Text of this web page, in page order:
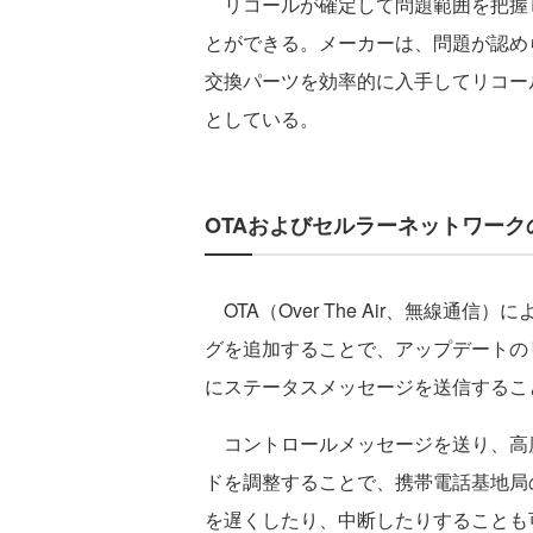
とができる。メーカーは、問題が認
交換パーツを効率的に入手してリコ
としている。
OTAおよびセルラーネットワー
OTA（Over The Air、無線通信）に
グを追加することで、アップデート
にステータスメッセージを送信する
コントロールメッセージを送り、
ドを調整することで、携帯電話基地
を遅くしたり、中断したりすること